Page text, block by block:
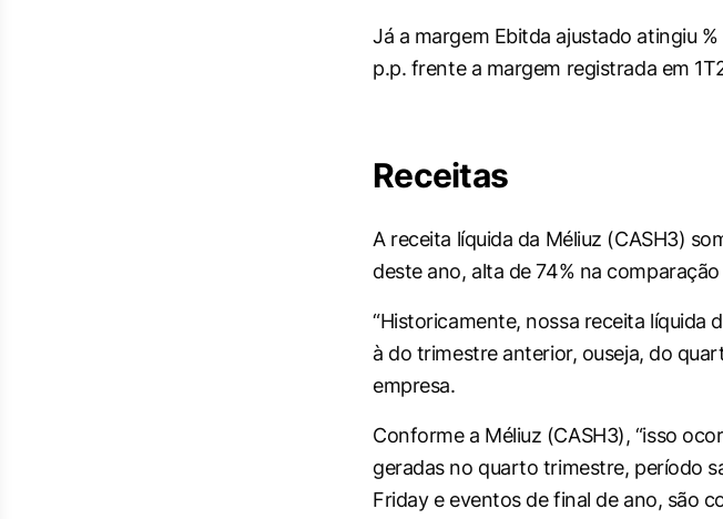
Já a margem Ebitda ajustado atingiu
p.p. frente a margem registrada em
Receitas
A receita líquida da Méliuz (CASH3)
deste ano, alta de 74% na
“Historicamente, nossa receita líquida
à do trimestre anterior, ouseja, do
empresa.
Conforme a Méliuz (CASH3), “isso
geradas no quarto trimestre, período
Friday e eventos de final de ano, são